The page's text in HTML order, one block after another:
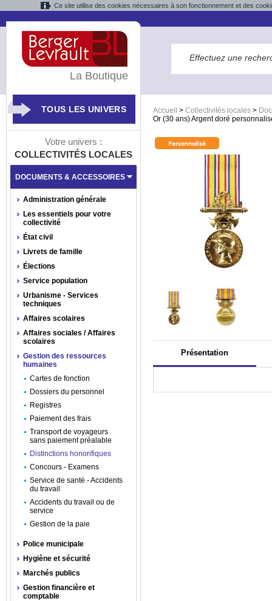
Ce site utilise des cookies nécessaires à son fonctionnement et des
Accueil > Collectivités locales >
Or (30 ans) Argent doré
Présentation
La Boutique
TOUS LES UNIVERS
Votre univers :
COLLECTIVITÉS LOCALES
DOCUMENTS & ACCESSOIRES
Administration générale
Les essentiels pour votre
collectivité
État civil
Livrets de famille
Élections
Service population
Urbanisme - Services
techniques
Affaires scolaires
Affaires sociales / Affaires
scolaires
Gestion des ressources
humaines
Cartes de fonction
Dossiers du personnel
Registres
Paiement des frais
Transport de voyageurs
sans paiement préalable
Distinctions honorifiques
Concours - Examens
Service de santé - Accidents
du travail
Accidents du travail ou de
service
Gestion de la paie
Police municipale
Hygiène et sécurité
Marchés publics
Gestion financière et
comptable